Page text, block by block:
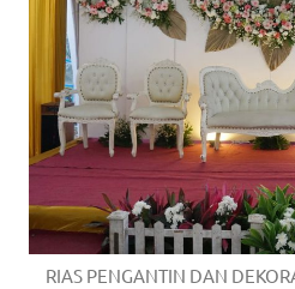
RIAS PENGANTIN DAN